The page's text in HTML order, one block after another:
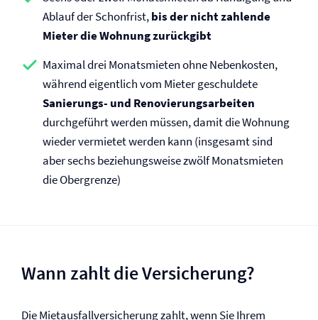
Ablauf der Schonfrist,bis der nicht zahlende
Mieter die Wohnung zurückgibt
Maximal drei Monatsmieten ohne Nebenkosten,
während eigentlich vom Mieter geschuldete
Sanierungs- und Renovierungsarbeiten
durchgeführt werden müssen, damit die Wohnung
wieder vermietet werden kann (insgesamt sind
aber sechs beziehungsweise zwölf Monatsmieten
die Obergrenze)
Wann zahlt die Versicherung?
Die Mietausfall­versicherung zahlt, wenn Sie Ihrem